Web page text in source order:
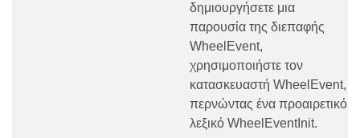
δημιουργήσετε μια
παρουσία της διεπαφής
WheelEvent,
χρησιμοποιήστε τον
κατασκευαστή WheelEvent,
περνώντας ένα προαιρετικό
λεξικό WheelEventInit.